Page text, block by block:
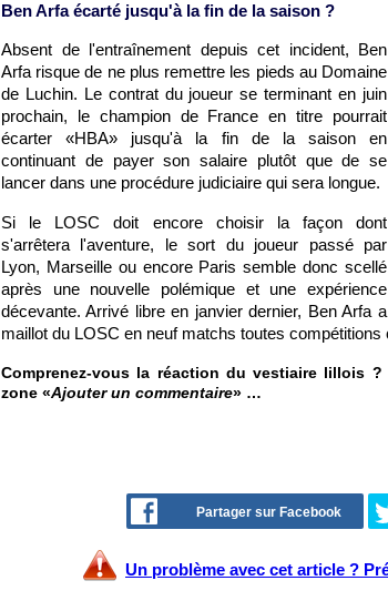
Ben Arfa écarté jusqu'à la fin de la saison ?
Absent de l'entraînement depuis cet incident, Ben
Arfa risque de ne plus remettre les pieds au Domaine
de Luchin. Le contrat du joueur se terminant en juin
prochain, le champion de France en titre pourrait
écarter «HBA» jusqu'à la fin de la saison en
continuant de payer son salaire plutôt que de se
lancer dans une procédure judiciaire qui sera longue.
Si le LOSC doit encore choisir la façon dont
s'arrêtera l'aventure, le sort du joueur passé par
Lyon, Marseille ou encore Paris semble donc scellé
après une nouvelle polémique et une expérience
décevante. Arrivé libre en janvier dernier, Ben Arfa
maillot du LOSC en neuf matchs toutes compétitions
Comprenez-vous la réaction du vestiaire lillois
zone «Ajouter un commentaire» …
Partager sur Facebook
Un problème avec cet article ?